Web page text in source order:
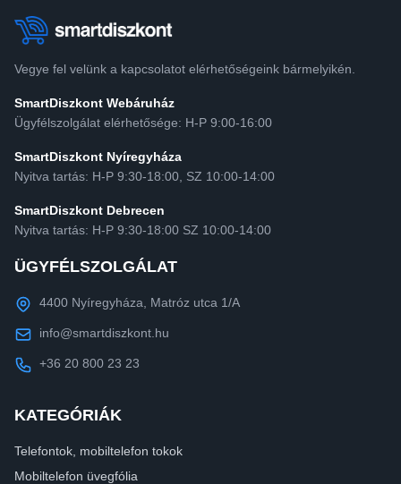
Vegye fel velünk a kapcsolatot elérhetőségeink bármelyikén.
SmartDiszkont Webáruház
Ügyfélszolgálat elérhetősége: H-P 9:00-16:00
SmartDiszkont Nyíregyháza
Nyitva tartás: H-P 9:30-18:00, SZ 10:00-14:00
SmartDiszkont Debrecen
Nyitva tartás: H-P 9:30-18:00 SZ 10:00-14:00
ÜGYFÉLSZOLGÁLAT
4400 Nyíregyháza, Matróz utca 1/A
info@smartdiszkont.hu
+36 20 800 23 23
KATEGÓRIÁK
Telefontok, mobiltelefon tokok
Mobiltelefon üvegfólia